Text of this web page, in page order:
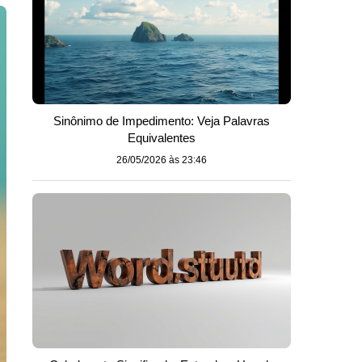
Sinônimo de Impedimento: Veja Palavras
Equivalentes
26/05/2026 às 23:46